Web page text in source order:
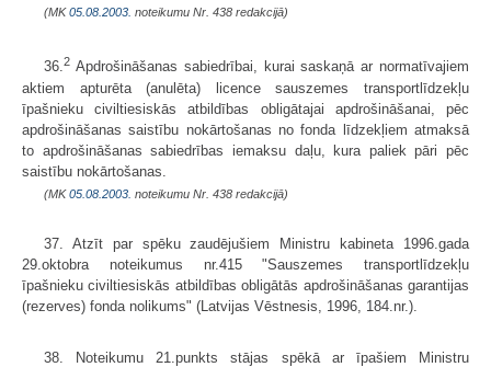
(MK05.08.2003. noteikumu Nr. 438 redakcijā)
36.2 Apdrošināšanas sabiedrībai, kurai saskaņā ar normatīvajiem
aktiem apturēta (anulēta) licence sauszemes transportlīdzekļu
īpašnieku civiltiesiskās atbildības obligātajai apdrošināšanai, pēc
apdrošināšanas saistību nokārtošanas no fonda līdzekļiem atmaksā
to apdrošināšanas sabiedrības iemaksu daļu, kura paliek pāri pēc
saistību nokārtošanas.
(MK05.08.2003. noteikumu Nr. 438 redakcijā)
37. Atzīt par spēku zaudējušiem Ministru kabineta 1996.gada
29.oktobra noteikumus nr.415 "Sauszemes transportlīdzekļu
īpašnieku civiltiesiskās atbildības obligātās apdrošināšanas garantijas
(rezerves) fonda nolikums" (Latvijas Vēstnesis, 1996, 184.nr.).
38. Noteikumu 21.punkts stājas spēkā ar īpašiem Ministru